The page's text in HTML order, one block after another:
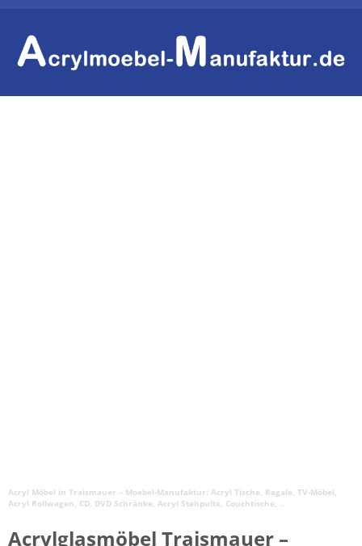
Acryl Möbel in Traismauer – Moebel-Manufaktur: Acryl Tische, Regale, TV-Möbel,
Acryl Rollwagen, CD, DVD Schränke, Acryl Stehpulte, Couchtische, ..
Acrylglasmöbel Traismauer –